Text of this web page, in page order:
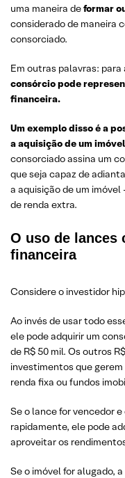
uma maneira deformar
considerado de maneira
consorciado.
Em outras palavras: para
consórcio pode
financeira.
Um exemplo disso é a
a aquisição de um
consorciado assina um
que seja capaz de
a aquisição de um
de renda extra.
O uso de lances
financeira
Considere o investidor
Ao invés de usar todo
ele pode adquirir um
de R$ 50 mil. Os outros
investimentos que
renda fixa ou fundos
Se o lance for vencedor
rapidamente, ele pode
aproveitar os
Se o imóvel for alugado,